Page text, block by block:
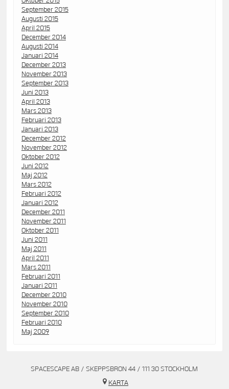
September 2015
Augusti 2015
April 2015
December 2014
Augusti 2014
Januari 2014
December 2013
November 2013
September 2013
Juni 2013
April 2013
Mars 2013
Februari 2013
Januari 2013
December 2012
November 2012
Oktober 2012
Juni 2012
Maj 2012
Mars 2012
Februari 2012
Januari 2012
December 2011
November 2011
Oktober 2011
Juni 2011
Maj 2011
April 2011
Mars 2011
Februari 2011
Januari 2011
December 2010
November 2010
September 2010
Februari 2010
Maj 2009
SPACESCAPE AB / SKEPPSBRON 44 / 111 30 STOCKHOLM
KARTA